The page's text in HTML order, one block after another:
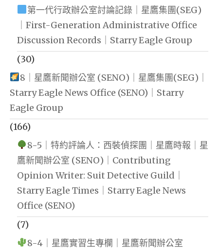
第一代行政辦公室討論記錄｜星鷹集團(SEG)
｜First-Generation Administrative Office
Discussion Records｜Starry Eagle Group
(30)
8｜星鷹新聞辦公室 (SENO)｜星鷹集團(SEG)｜
Starry Eagle News Office (SENO)｜Starry
Eagle Group
(166)
8-5｜特約評論人：西裝偵探團｜星鷹時報｜星
鷹新聞辦公室 (SENO)｜Contributing
Opinion Writer: Suit Detective Guild｜
Starry Eagle Times｜Starry Eagle News
Office (SENO)
(7)
8-4｜星鷹實習生專欄｜星鷹新聞辦公室